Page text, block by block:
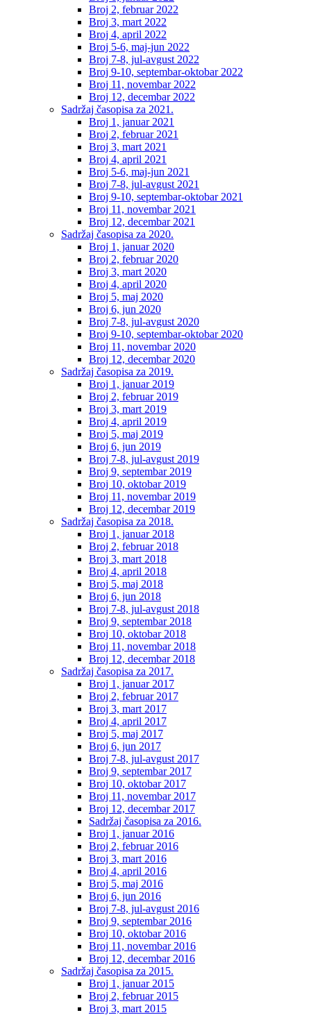
Broj 2, februar 2022
Broj 3, mart 2022
Broj 4, april 2022
Broj 5-6, maj-jun 2022
Broj 7-8, jul-avgust 2022
Broj 9-10, septembar-oktobar 2022
Broj 11, novembar 2022
Broj 12, decembar 2022
Sadržaj časopisa za 2021.
Broj 1, januar 2021
Broj 2, februar 2021
Broj 3, mart 2021
Broj 4, april 2021
Broj 5-6, maj-jun 2021
Broj 7-8, jul-avgust 2021
Broj 9-10, septembar-oktobar 2021
Broj 11, novembar 2021
Broj 12, decembar 2021
Sadržaj časopisa za 2020.
Broj 1, januar 2020
Broj 2, februar 2020
Broj 3, mart 2020
Broj 4, april 2020
Broj 5, maj 2020
Broj 6, jun 2020
Broj 7-8, jul-avgust 2020
Broj 9-10, septembar-oktobar 2020
Broj 11, novembar 2020
Broj 12, decembar 2020
Sadržaj časopisa za 2019.
Broj 1, januar 2019
Broj 2, februar 2019
Broj 3, mart 2019
Broj 4, april 2019
Broj 5, maj 2019
Broj 6, jun 2019
Broj 7-8, jul-avgust 2019
Broj 9, septembar 2019
Broj 10, oktobar 2019
Broj 11, novembar 2019
Broj 12, decembar 2019
Sadržaj časopisa za 2018.
Broj 1, januar 2018
Broj 2, februar 2018
Broj 3, mart 2018
Broj 4, april 2018
Broj 5, maj 2018
Broj 6, jun 2018
Broj 7-8, jul-avgust 2018
Broj 9, septembar 2018
Broj 10, oktobar 2018
Broj 11, novembar 2018
Broj 12, decembar 2018
Sadržaj časopisa za 2017.
Broj 1, januar 2017
Broj 2, februar 2017
Broj 3, mart 2017
Broj 4, april 2017
Broj 5, maj 2017
Broj 6, jun 2017
Broj 7-8, jul-avgust 2017
Broj 9, septembar 2017
Broj 10, oktobar 2017
Broj 11, novembar 2017
Broj 12, decembar 2017
Sadržaj časopisa za 2016.
Broj 1, januar 2016
Broj 2, februar 2016
Broj 3, mart 2016
Broj 4, april 2016
Broj 5, maj 2016
Broj 6, jun 2016
Broj 7-8, jul-avgust 2016
Broj 9, septembar 2016
Broj 10, oktobar 2016
Broj 11, novembar 2016
Broj 12, decembar 2016
Sadržaj časopisa za 2015.
Broj 1, januar 2015
Broj 2, februar 2015
Broj 3, mart 2015